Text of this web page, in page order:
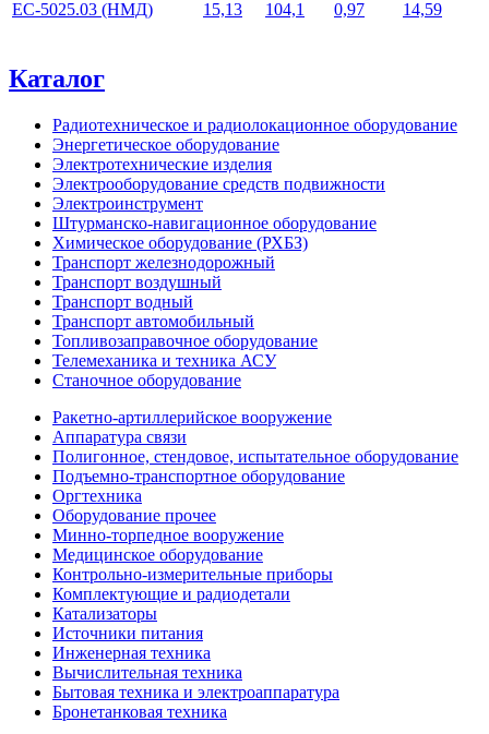
ЕС-5025.03 (НМД)
15,13 104,1 0,97 14,59
Каталог
Радиотехническое и радиолокационное оборудование
Энергетическое оборудование
Электротехнические изделия
Электрооборудование средств подвижности
Электроинструмент
Штурманско-навигационное оборудование
Химическое оборудование (РХБЗ)
Транспорт железнодорожный
Транспорт воздушный
Транспорт водный
Транспорт автомобильный
Топливозаправочное оборудование
Телемеханика и техника АСУ
Станочное оборудование
Ракетно-артиллерийское вооружение
Аппаратура связи
Полигонное, стендовое, испытательное оборудование
Подъемно-транспортное оборудование
Оргтехника
Оборудование прочее
Минно-торпедное вооружение
Медицинское оборудование
Контрольно-измерительные приборы
Комплектующие и радиодетали
Катализаторы
Источники питания
Инженерная техника
Вычислительная техника
Бытовая техника и электроаппаратура
Бронетанковая техника